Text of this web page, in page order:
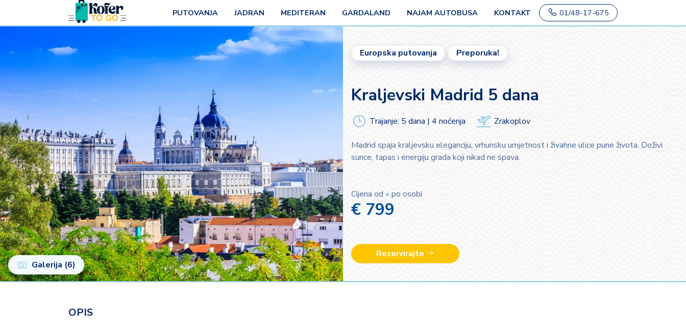
PUTOVANJA JADRAN MEDITERAN GARDALAND NAJAM AUTOBUSA KONTAKT 01/48-17-675
Galerija (6)
Europska putovanja Preporuka!
Kraljevski Madrid 5 dana
Trajanje: 5 dana | 4 noćenja Zrakoplov
Madrid spaja kraljevsku eleganciju, vrhunsku umjetnost i živahne ulice pune života. Doživi
sunce, tapas i energiju grada koji nikad ne spava.
Cijena od • po osobi
€ 799
Rezervirajte
OPIS